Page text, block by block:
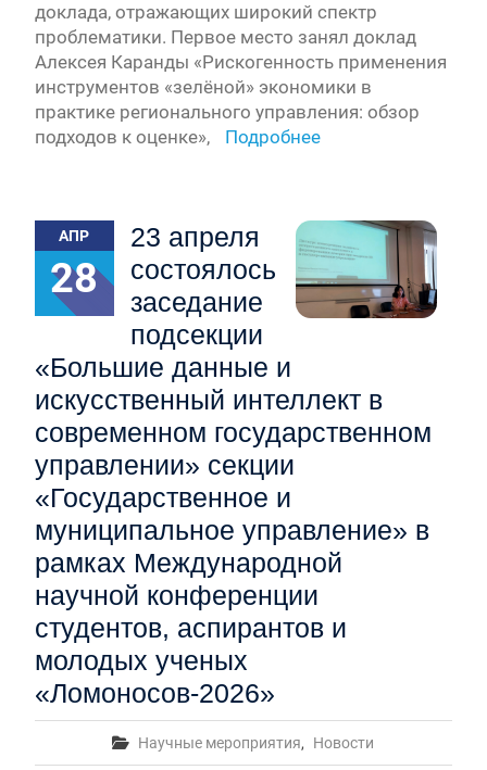
доклада, отражающих широкий спектр
проблематики. Первое место занял доклад
Алексея Каранды «Рискогенность применения
инструментов «зелёной» экономики в
практике регионального управления: обзор
подходов к оценке»,
Подробнее
АПР
28
23 апреля
состоялось
заседание
подсекции
«Большие данные и
искусственный интеллект в
современном государственном
управлении» секции
«Государственное и
муниципальное управление» в
рамках Международной
научной конференции
студентов, аспирантов и
молодых ученых
«Ломоносов-2026»
Научные мероприятия, Новости